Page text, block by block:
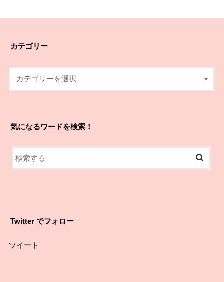
カテゴリー
気になるワードを検索！
Twitter でフォロー
ツイート